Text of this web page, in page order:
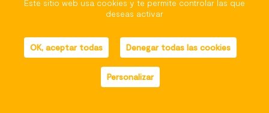
Visión y Desafíos
Mapa del sitio
Avisos legales
helli•hello, french marketing
Este sitio web usa cookies y te permite controlar las que
deseas activar
OK, aceptar todas Denegar todas las cookies
Personalizar